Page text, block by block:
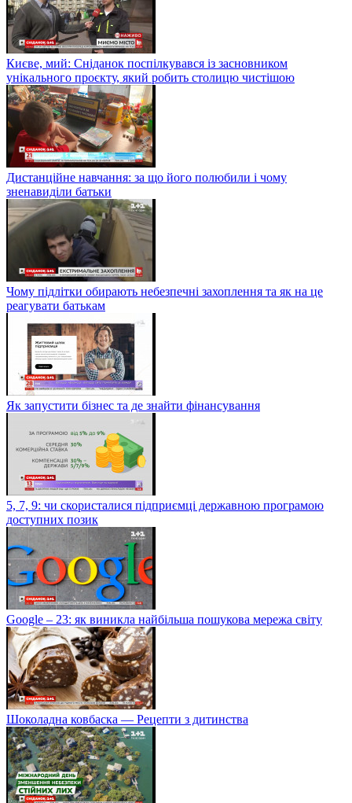
Києве, мий: Сніданок поспілкувався із засновником
унікального проєкту, який робить столицю чистішою
Дистанційне навчання: за що його полюбили і чому
зненавиділи батьки
Чому підлітки обирають небезпечні захоплення та як на це
реагувати батькам
Як запустити бізнес та де знайти фінансування
5, 7, 9: чи скористалися підприємці державною програмою
доступних позик
Google – 23: як виникла найбільша пошукова мережа світу
Шоколадна ковбаска — Рецепти з дитинства